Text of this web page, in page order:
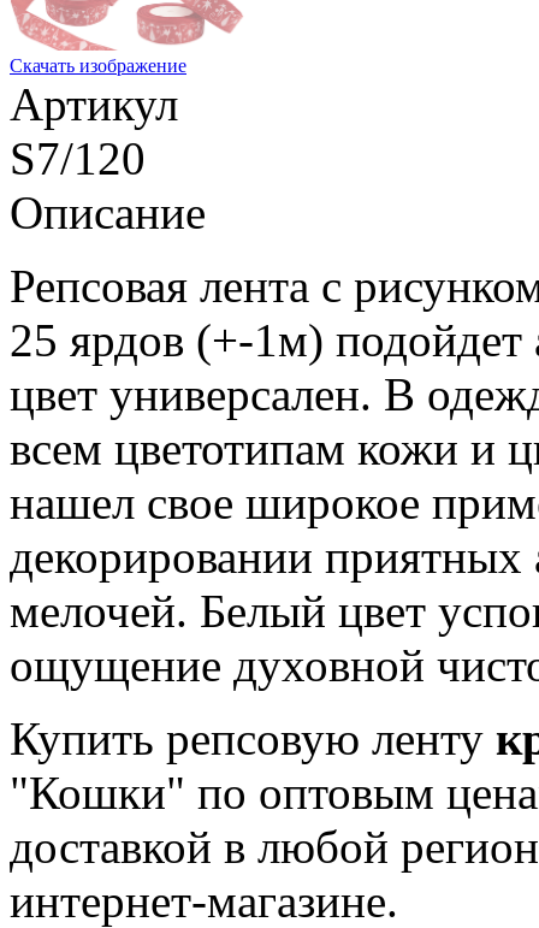
Скачать изображение
Артикул
S7/120
Описание
Репсовая лента с
25 ярдов (+-1м) подойдет
цвет универсален. В
всем цветотипам кожи и
нашел свое широкое
декорировании
мелочей. Белый цвет
ощущение духовной
Купить репсовую ленту
"Кошки" по оптовым
доставкой в любой
интернет-магазине.